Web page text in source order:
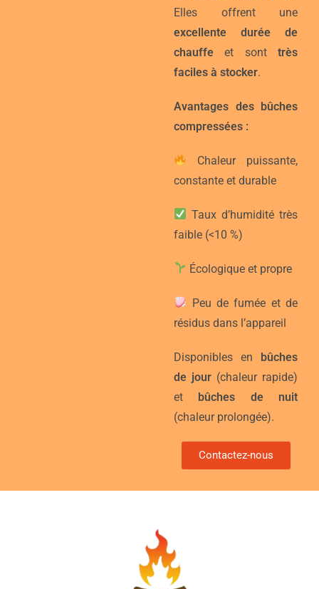
Elles offrent une
excellente durée de
chauffe et sont très
faciles à stocker.
Avantages des bûches
compressées :
Chaleur puissante,
constante et durable
Taux d’humidité très
faible (<10 %)
Écologique et propre
Peu de fumée et de
résidus dans l’appareil
Disponibles en bûches
de jour (chaleur rapide)
et bûches de nuit
(chaleur prolongée).
Contactez-nous